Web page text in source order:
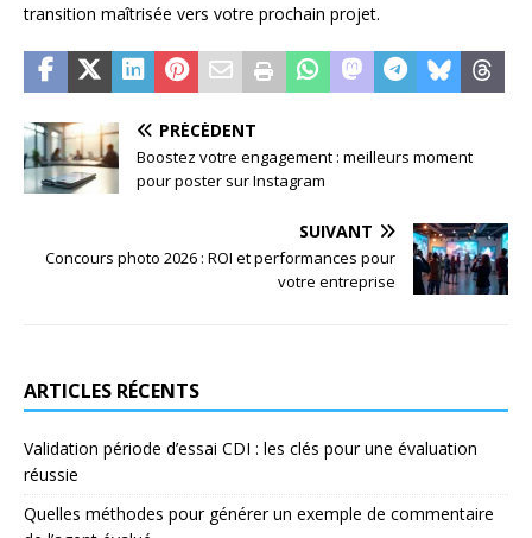
transition maîtrisée vers votre prochain projet.
PRÉCÉDENT
Boostez votre engagement : meilleurs moment
pour poster sur Instagram
SUIVANT
Concours photo 2026 : ROI et performances pour
votre entreprise
ARTICLES RÉCENTS
Validation période d’essai CDI : les clés pour une évaluation
réussie
Quelles méthodes pour générer un exemple de commentaire